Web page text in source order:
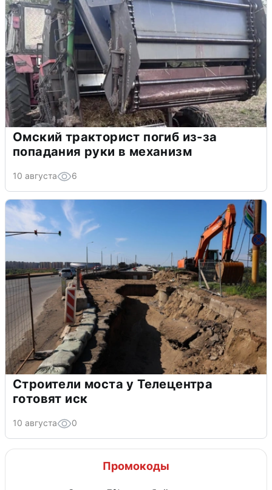
Омский тракторист погиб из-за
попадания руки в механизм
10 августа 6
Строители моста у Телецентра
готовят иск
10 августа 0
Промокоды